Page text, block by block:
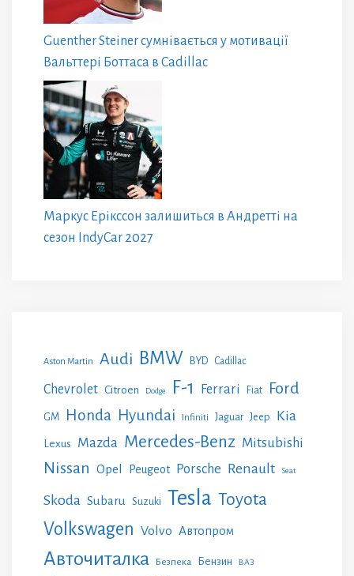
Guenther Steiner сумнівається у мотивації
Вальттері Боттаса в Cadillac
Маркус Ерікссон залишиться в Андретті на
сезон IndyCar 2027
Aston Martin Audi BMW BYD Cadillac
Chevrolet Citroen Dodge F-1 Ferrari Fiat Ford
GM Honda Hyundai Infiniti Jaguar Jeep Kia
Lexus Mazda Mercedes-Benz Mitsubishi
Nissan Opel Peugeot Porsche Renault Seat
Skoda Subaru Suzuki Tesla Toyota
Volkswagen Volvo Автопром
Авточиталка Безпека Бензин ВАЗ